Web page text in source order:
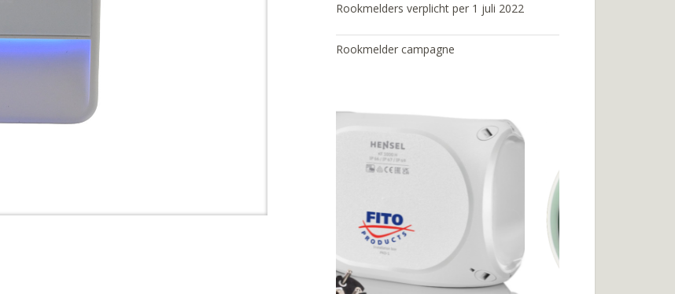
Rookmelders verplicht per 1 juli 2022
Rookmelder campagne